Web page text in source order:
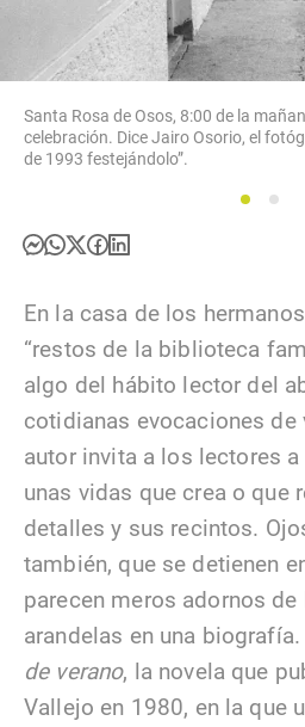
Santa Rosa de Osos, 8:00 de la
celebración. Dice Jairo Osorio, el
de 1993 festejándolo”.
1 2
En la casa de los
“restos de la biblioteca
algo del hábito lector del
cotidianas evocaciones de
autor invita a los lectores
unas vidas que crea o que
detalles y sus recintos.
también, que se detienen
parecen meros adornos de
arandelas en una
de verano, la novela que
Vallejo en 1980, en la que